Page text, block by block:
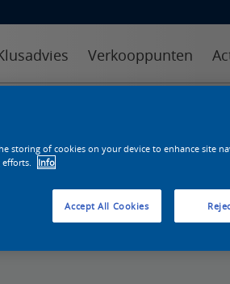
Verkooppunten
storing of cookies on your device to enhance site
efforts.
Info
Accept All Cookies